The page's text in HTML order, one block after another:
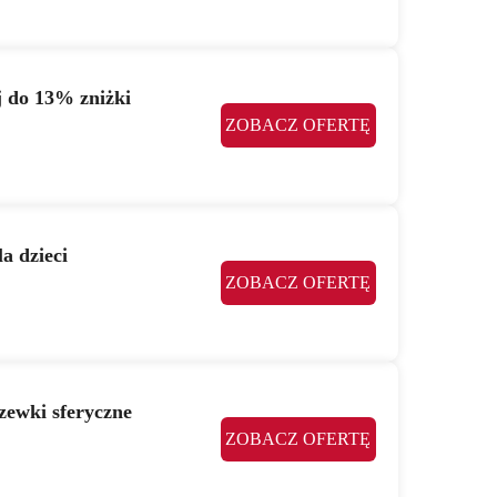
do 13% zniżki
ZOBACZ OFERTĘ
dzieci
ZOBACZ OFERTĘ
sferyczne
ZOBACZ OFERTĘ